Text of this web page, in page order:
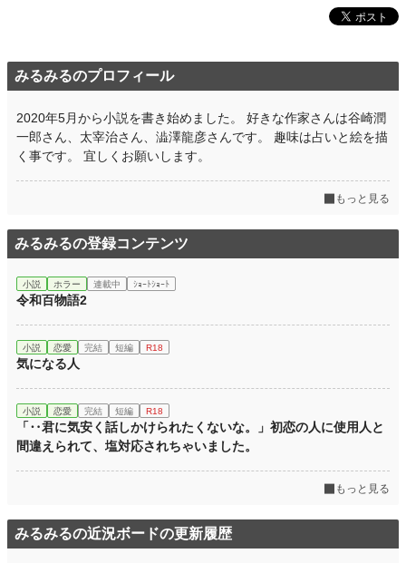
みるみるのプロフィール
2020年5月から小説を書き始めました。 好きな作家さんは谷崎潤
一郎さん、太宰治さん、澁澤龍彦さんです。 趣味は占いと絵を描
く事です。 宜しくお願いします。
もっと見る
みるみるの登録コンテンツ
小説 ホラー 連載中 ｼｮｰﾄｼｮｰﾄ
令和百物語2
小説 恋愛 完結 短編 R18
気になる人
小説 恋愛 完結 短編 R18
「‥君に気安く話しかけられたくないな。」初恋の人に使用人と
間違えられて、塩対応されちゃいました。
もっと見る
みるみるの近況ボードの更新履歴